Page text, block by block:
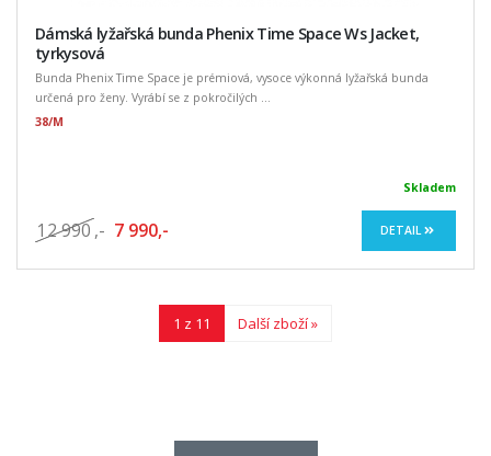
Dámská lyžařská bunda Phenix Time Space Ws Jacket,
tyrkysová
Bunda Phenix Time Space je prémiová, vysoce výkonná lyžařská bunda
určená pro ženy. Vyrábí se z pokročilých ...
38/M
Skladem
12 990 ,- 7 990,- DETAIL
1 z 11 Další zboží »